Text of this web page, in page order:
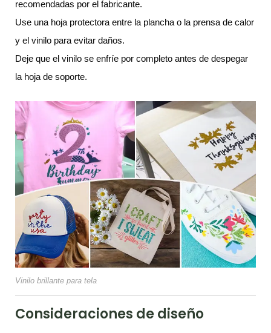
recomendadas por el fabricante.
Use una hoja protectora entre la plancha o la prensa de calor
y el vinilo para evitar daños.
Deje que el vinilo se enfríe por completo antes de despegar
la hoja de soporte.
Vinilo brillante para tela
Consideraciones de diseño